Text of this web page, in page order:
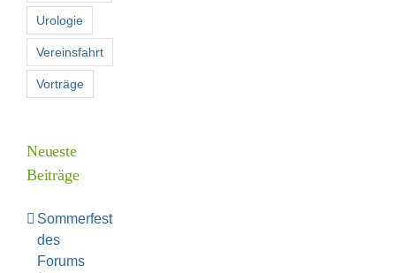
Urologie
Vereinsfahrt
Vorträge
Neueste
Beiträge
Sommerfest
des
Forums